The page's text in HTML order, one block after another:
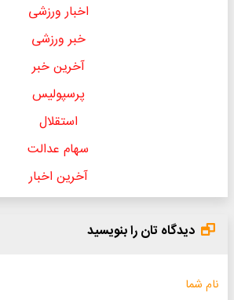
اخبار ورزشی
خبر ورزشی
آخرین خبر
پرسپولیس
استقلال
سهام عدالت
آخرین اخبار
دیدگاه تان را بنویسید
نام شما